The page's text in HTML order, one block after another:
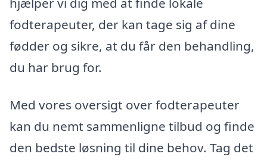
fodterapeuter, der kan tage sig af dine
fødder og sikre, at du får den behandling,
du har brug for.
Med vores oversigt over fodterapeuter
kan du nemt sammenligne tilbud og finde
den bedste løsning til dine behov. Tag det